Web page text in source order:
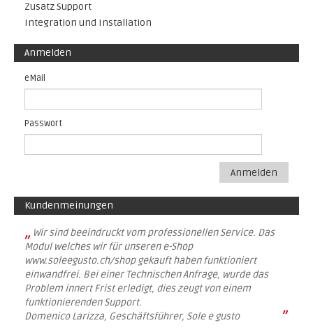
Zusatz Support
Integration und Installation
Anmelden
eMail
Passwort
Anmelden
Kundenmeinungen
„ Wir sind beeindruckt vom professionellen Service. Das
Modul welches wir für unseren e-Shop
www.soleegusto.ch/shop gekauft haben funktioniert
einwandfrei. Bei einer Technischen Anfrage, wurde das
Problem innert Frist erledigt, dies zeugt von einem
funktionierenden Support.
Domenico Larizza, Geschäftsführer, Sole e gusto
”